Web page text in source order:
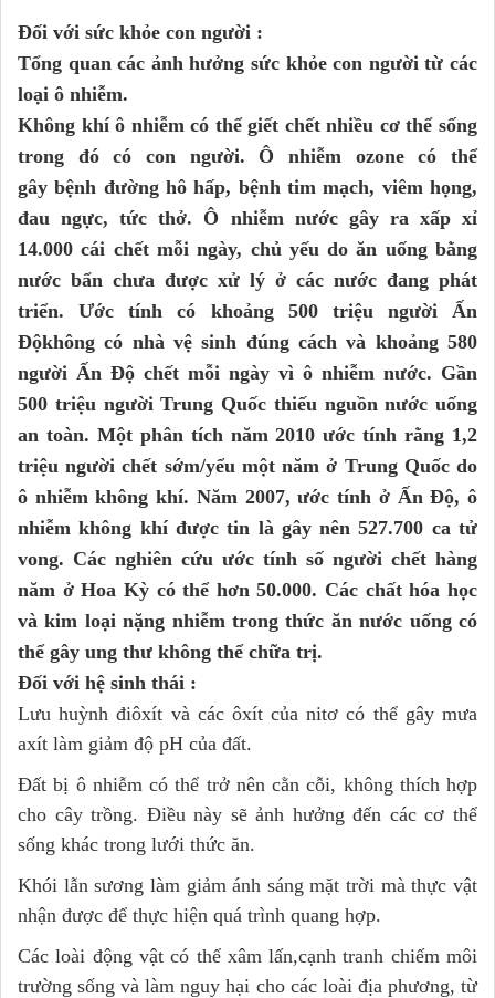
Đối với sức khỏe con người :
Tổng quan các ảnh hưởng sức khỏe con người từ các
loại ô nhiễm.
Không khí ô nhiễm có thể giết chết nhiều cơ thể sống
trong đó có con người. Ô nhiễm ozone có thể
gây bệnh đường hô hấp, bệnh tim mạch, viêm họng,
đau ngực, tức thở. Ô nhiễm nước gây ra xấp xỉ
14.000 cái chết mỗi ngày, chủ yếu do ăn uống bằng
nước bẩn chưa được xử lý ở các nước đang phát
triển. Ước tính có khoảng 500 triệu người Ấn
Độkhông có nhà vệ sinh đúng cách và khoảng 580
người Ấn Độ chết mỗi ngày vì ô nhiễm nước. Gần
500 triệu người Trung Quốc thiếu nguồn nước uống
an toàn. Một phân tích năm 2010 ước tính rằng 1,2
triệu người chết sớm/yểu một năm ở Trung Quốc do
ô nhiễm không khí. Năm 2007, ước tính ở Ấn Độ, ô
nhiễm không khí được tin là gây nên 527.700 ca tử
vong. Các nghiên cứu ước tính số người chết hàng
năm ở Hoa Kỳ có thể hơn 50.000. Các chất hóa học
và kim loại nặng nhiễm trong thức ăn nước uống có
thể gây ung thư không thể chữa trị.
Đối với hệ sinh thái :
Lưu huỳnh điôxít và các ôxít của nitơ có thể gây mưa
axít làm giảm độ pH của đất.
Đất bị ô nhiễm có thể trở nên cằn cỗi, không thích hợp
cho cây trồng. Điều này sẽ ảnh hưởng đến các cơ thể
sống khác trong lưới thức ăn.
Khói lẫn sương làm giảm ánh sáng mặt trời mà thực vật
nhận được để thực hiện quá trình quang hợp.
Các loài động vật có thể xâm lấn,cạnh tranh chiếm môi
trường sống và làm nguy hại cho các loài địa phương, từ